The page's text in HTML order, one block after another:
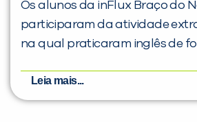
Os alunos da inFlux Braço do
participaram da atividade
na qual praticaram inglês de
Leia mais...